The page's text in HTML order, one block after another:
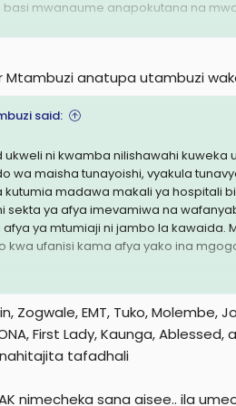
na matunzo ya mwili wa
basi mwanaume anapokutana na
alosikia anaposhindwa
kila mmoja ajielewe ana uwezo
ndo uendelee kubali hali yako
4 jikubali ulivyo boresha hali yako
aliopewa aboreshe mazingira
la mwisho naona hapa mmekazia
me ni wavivu sana kuoga,unakuta
hata haogi moja kwa moja
kumbe tu hajaruhusu mwili nao
Mtambuzi anatupa utambuzi
said:
ukweli ni kwamba nilishawahi
wa maisha tunayoishi, vyakula
kutumia madawa makali ya hospitali
sekta ya afya imevamiwa na
afya ya mtumiaji ni jambo la kawaida.
kwa ufanisi kama afya yako ina
nachagua vyakula, nafanya
Zaidi ya wawili ili kuwa na
kama sehemu ya burudani na
hujaalikwa pitia mbali hii maneno............
Zogwale, EMT, Tuko,
First Lady, Kaunga,
tafadhali
nimecheka sana aisee.. ila